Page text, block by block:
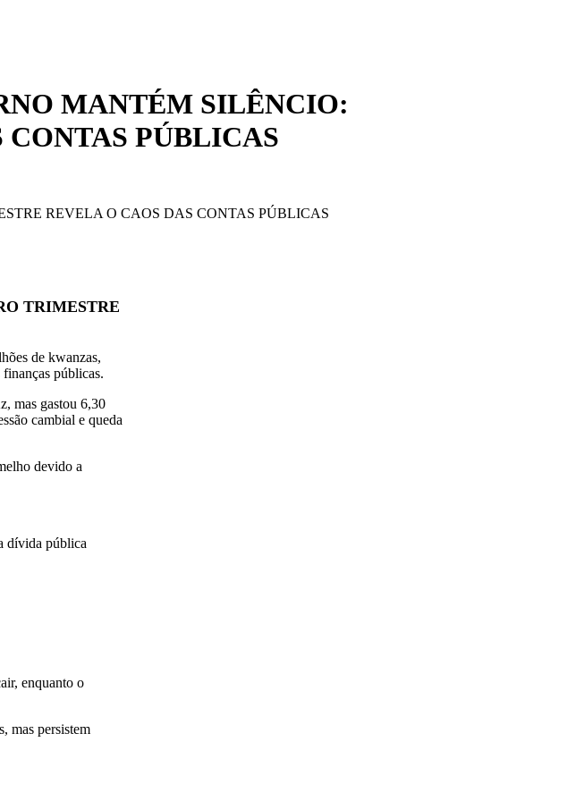
MANTÉM SILÊNCIO:
PÚBLICAS
REVELA O CAOS DAS CONTAS PÚBLICAS
TRIMESTRE
de kwanzas,
públicas.
mas gastou 6,30
cambial e queda
devido a
dívida pública
enquanto o
mas persistem